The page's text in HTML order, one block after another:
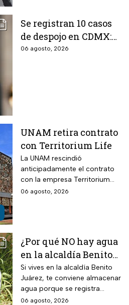
Se registran 10 casos
de despojo en CDMX:
adultos mayores son
06 agosto, 2026
UNAM retira contrato
con Territorium Life
La UNAM rescindió
anticipadamente el contrato
con la empresa Territorium
Life, encargada del examen
06 agosto, 2026
¿Por qué NO hay agua
en la alcaldía Benito
Juárez? Lista de
colonias afectadas
hasta el viernes
Si vives en la alcaldía Benito
Juárez, te conviene almacenar
agua porque se registra
suspensión del suministro por
06 agosto, 2026